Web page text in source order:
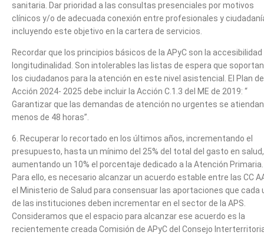
sanitaria. Dar prioridad a las consultas presenciales por motivos
clínicos y/o de adecuada conexión entre profesionales y
incluyendo este objetivo en la cartera de servicios.
Recordar que los principios básicos de la APyC son la accesibilidad
longitudinalidad. Son intolerables las listas de espera que soportan
los ciudadanos para la atención en este nivel asistencial. El Plan de
Acción 2024- 2025 debe incluir la Acción C.1.3 del ME de 2019: “
Garantizar que las demandas de atención no urgentes se
menos de 48 horas”.
6. Recuperar lo recortado en los últimos años, incrementando el
presupuesto, hasta un mínimo del 25% del total del gasto en salud,
aumentando un 10% el porcentaje dedicado a la Atención Primaria.
Para ello, es necesario alcanzar un acuerdo estable entre las CC
el Ministerio de Salud para consensuar las aportaciones que cada
de las instituciones deben incrementar en el sector de la APS.
Consideramos que el espacio para alcanzar ese acuerdo es la
recientemente creada Comisión de APyC del Consejo